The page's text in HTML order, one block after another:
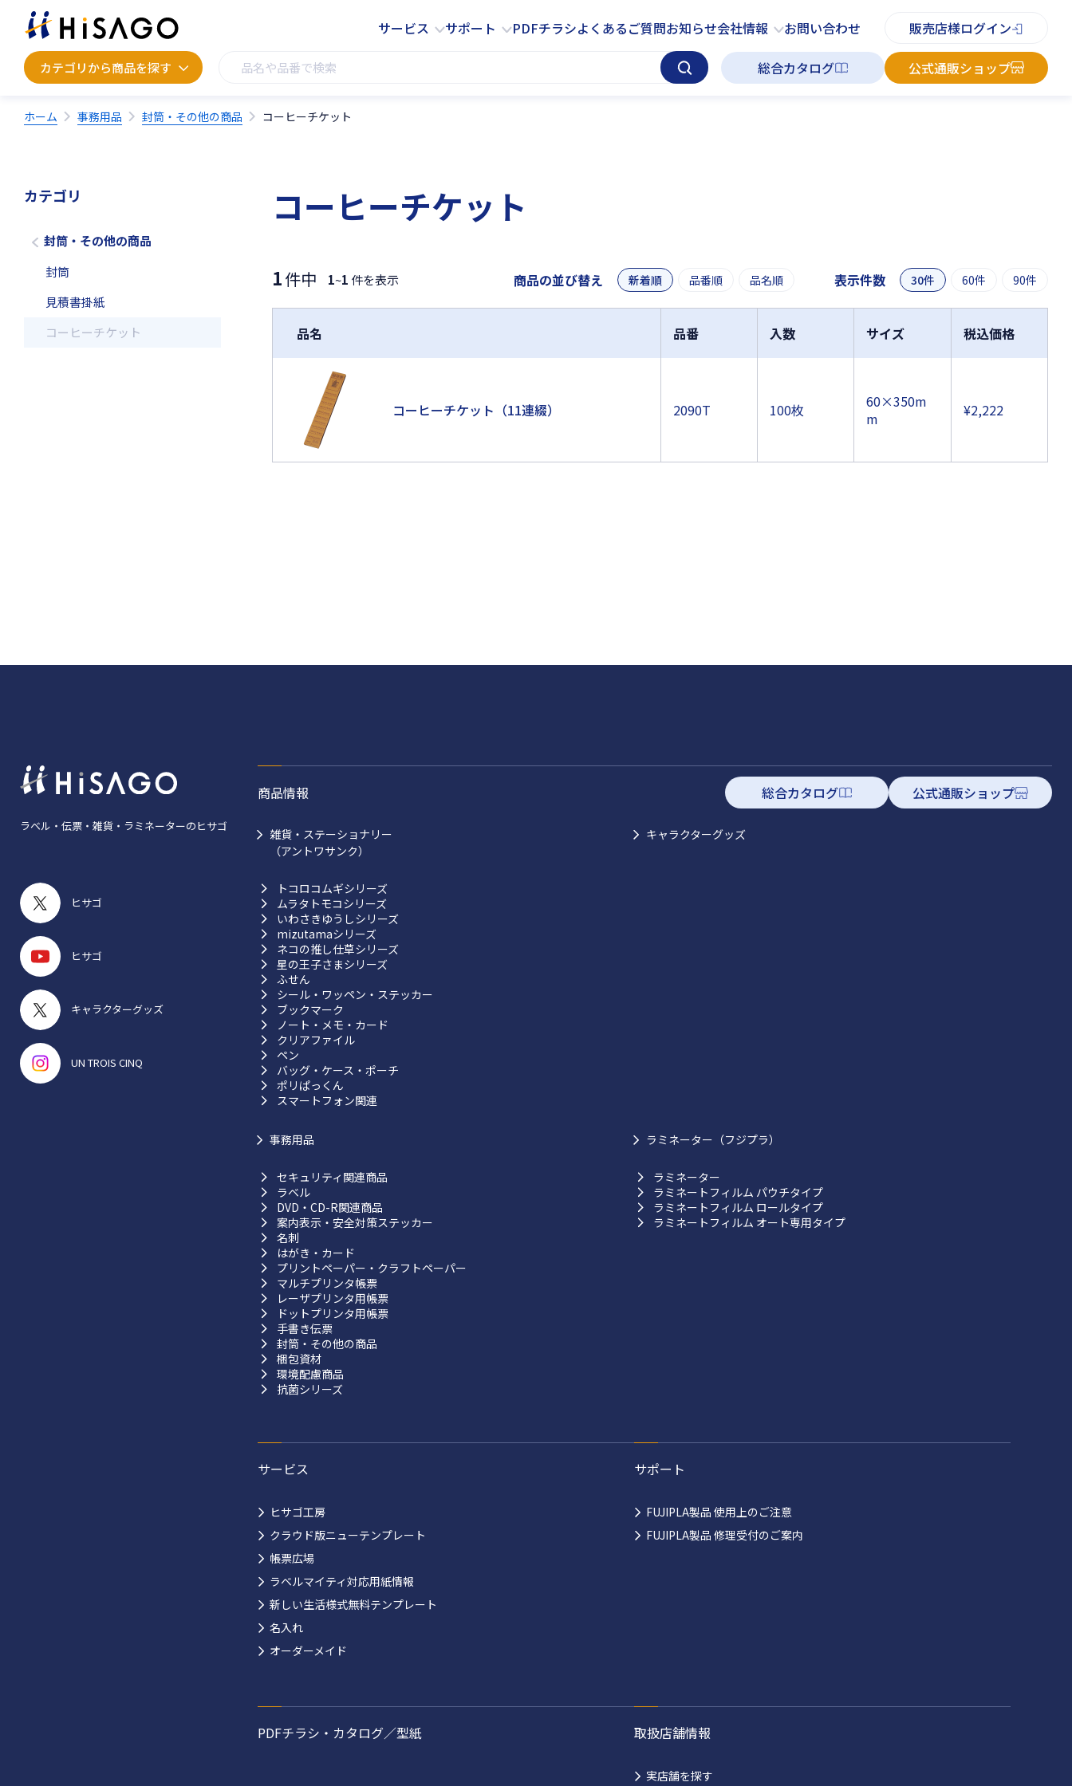
サービス サポート PDFチラシよくあるご質問お知らせ会社情報 お問い合わせ 販売店様ログイン
カテゴリから商品を探す 総合カタログ 公式通販ショップ
カテゴリから商品を探す サービス サポート PDFチラシ よくあるご質問 お知らせ お問い合わせ
ホーム 事務用品 封筒・その他の商品 コーヒーチケット
カテゴリ
封筒・その他の商品
封筒
見積書掛紙
コーヒーチケット
コーヒーチケット
1件中 1~1 件を表示 商品の並び替え 新着順 品番順 品名順 表示件数 30件 60件 90件
品名 品番 入数 サイズ 税込価格
コーヒーチケット（11連綴） 2090T 100枚
60×350m
m
¥2,222
ラベル・伝票・雑貨・ラミネーターのヒサゴ
ヒサゴ
ヒサゴ
キャラクターグッズ
UN TROIS CINQ
商品情報 総合カタログ 公式通販ショップ
雑貨・ステーショナリー
（アントワサンク）
トコロコムギシリーズ
ムラタトモコシリーズ
いわさきゆうしシリーズ
mizutamaシリーズ
ネコの推し仕草シリーズ
星の王子さまシリーズ
ふせん
シール・ワッペン・ステッカー
ブックマーク
ノート・メモ・カード
クリアファイル
ペン
バッグ・ケース・ポーチ
ポリぱっくん
スマートフォン関連
キャラクターグッズ
事務用品
セキュリティ関連商品
ラベル
DVD・CD-R関連商品
案内表示・安全対策ステッカー
名刺
はがき・カード
プリントペーパー・クラフトペーパー
マルチプリンタ帳票
レーザプリンタ用帳票
ドットプリンタ用帳票
手書き伝票
封筒・その他の商品
梱包資材
環境配慮商品
抗菌シリーズ
ラミネーター（フジプラ）
ラミネーター
ラミネートフィルム パウチタイプ
ラミネートフィルム ロールタイプ
ラミネートフィルム オート専用タイプ
サービス
ヒサゴ工房
クラウド版ニューテンプレート
帳票広場
ラベルマイティ対応用紙情報
新しい生活様式無料テンプレート
名入れ
オーダーメイド
サポート
FUJIPLA製品 使用上のご注意
FUJIPLA製品 修理受付のご案内
PDFチラシ・カタログ／型紙 取扱店舗情報
実店舗を探す